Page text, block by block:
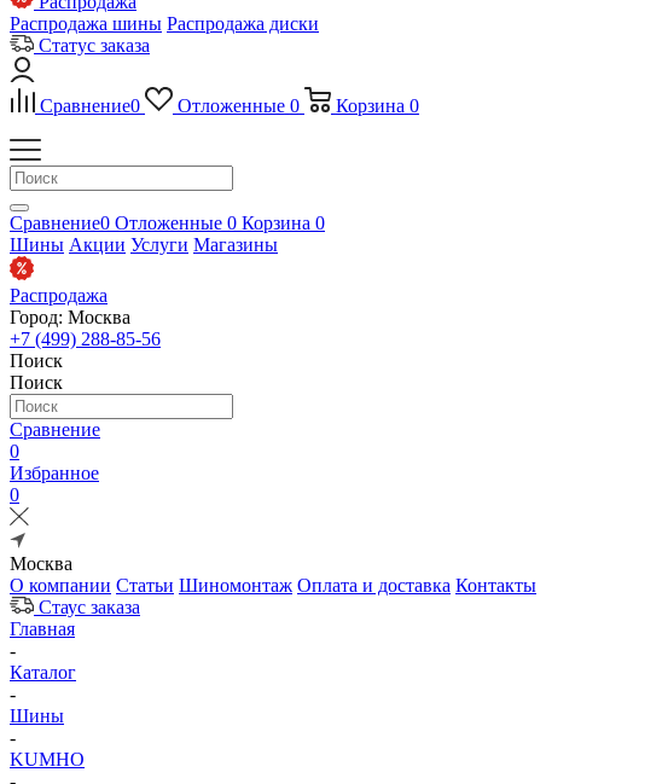
Распродажа шины Распродажа диски
Статус заказа
Сравнение0 Отложенные 0 Корзина 0
Сравнение0 Отложенные 0 Корзина 0
Шины Акции Услуги Магазины
Распродажа
Город: Москва
+7 (499) 288-85-56
Поиск
Поиск
Сравнение
0
Избранное
0
Москва
О компании Статьи Шиномонтаж Оплата и доставка Контакты
Стаус заказа
Главная
-
Каталог
-
Шины
-
KUMHO